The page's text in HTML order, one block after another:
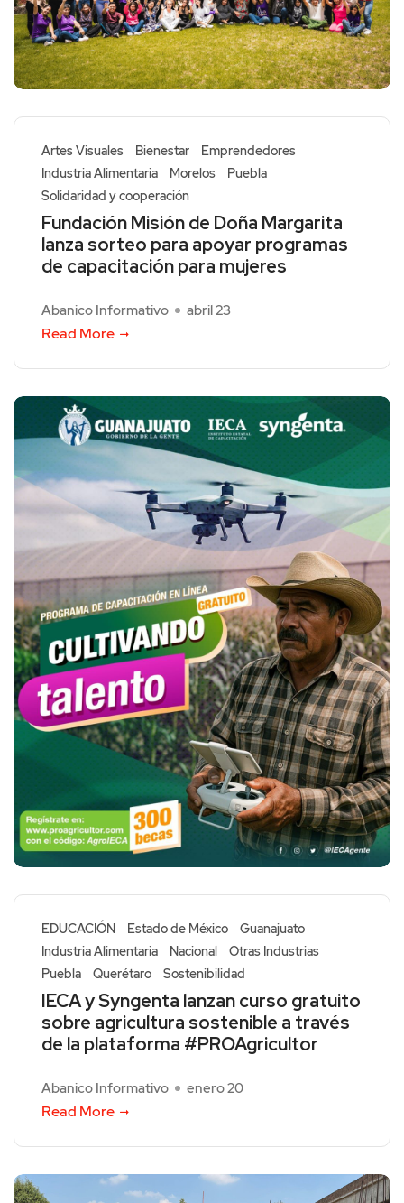
Artes Visuales Bienestar
Emprendedores
Industria Alimentaria
Morelos
Puebla
Solidaridad y cooperación
Fundación Misión de Doña Margarita
lanza sorteo para apoyar programas
de capacitación para mujeres
Abanico Informativo abril 23
Read More
EDUCACIÓN Estado de México
Guanajuato
Industria Alimentaria
Nacional
Otras Industrias
Puebla
Querétaro Sostenibilidad
IECA y Syngenta lanzan curso gratuito
sobre agricultura sostenible a través
de la plataforma #PROAgricultor
Abanico Informativo enero 20
Read More